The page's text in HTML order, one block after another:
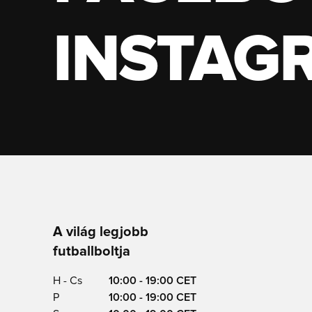
A világ legjobb
futballboltja
H - Cs
10:00 - 19:00 CET
P
10:00 - 19:00 CET